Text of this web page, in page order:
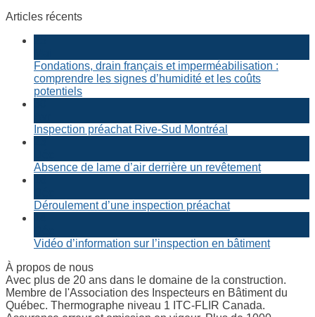
Articles récents
Fondations, drain français et imperméabilisation :
comprendre les signes d’humidité et les coûts
potentiels
Inspection préachat Rive-Sud Montréal
Absence de lame d’air derrière un revêtement
Déroulement d’une inspection préachat
Vidéo d’information sur l’inspection en bâtiment
À propos de nous
Avec plus de 20 ans dans le domaine de la construction.
Membre de l'Association des Inspecteurs en Bâtiment du
Québec. Thermographe niveau 1 ITC-FLIR Canada.